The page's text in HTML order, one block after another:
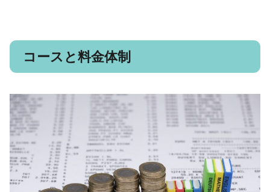
コースと料金体制